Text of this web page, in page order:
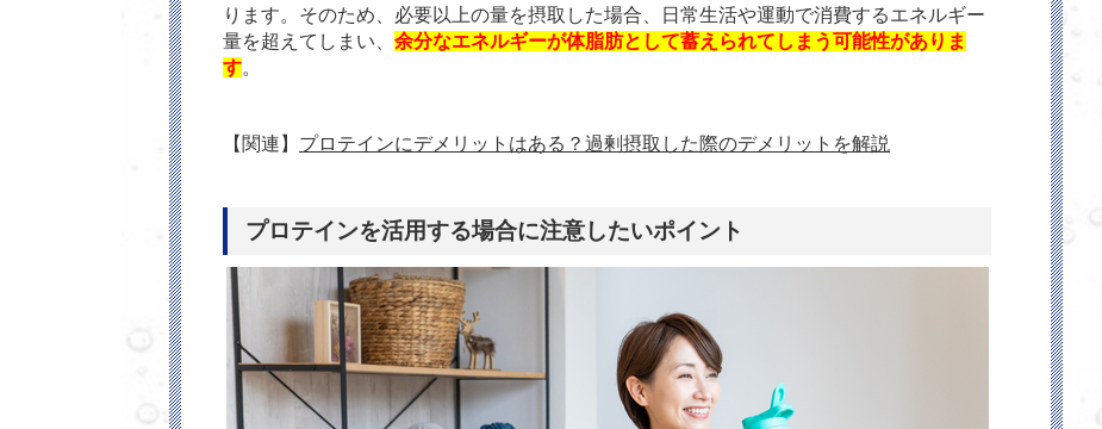
ります。そのため、必要以上の量を摂取した場合、日常生活や運動で消費するエネルギー
量を超えてしまい、 余分なエネルギーが体脂肪として蓄えられてしまう可能性がありま
す。
【関連】 プロテインにデメリットはある？過剰摂取した際のデメリットを解説
プロテインを活用する場合に注意したいポイント